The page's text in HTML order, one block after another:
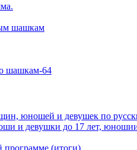
шашкам
шашкам-64
юношей и девушек по
и девушки до 17 лет,